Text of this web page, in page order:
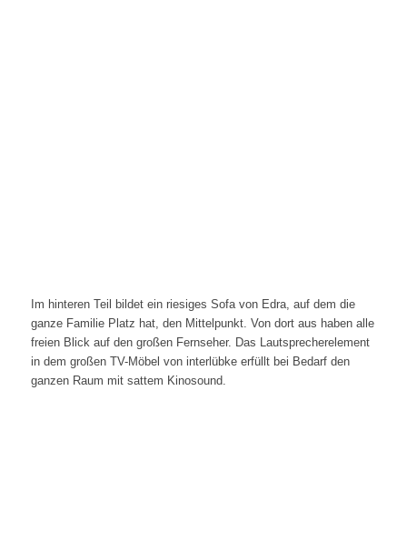
Im hinteren Teil bildet ein riesiges Sofa von Edra, auf dem die
ganze Familie Platz hat, den Mittelpunkt. Von dort aus haben alle
freien Blick auf den großen Fernseher. Das Lautsprecherelement
in dem großen TV-Möbel von interlübke erfüllt bei Bedarf den
ganzen Raum mit sattem Kinosound.